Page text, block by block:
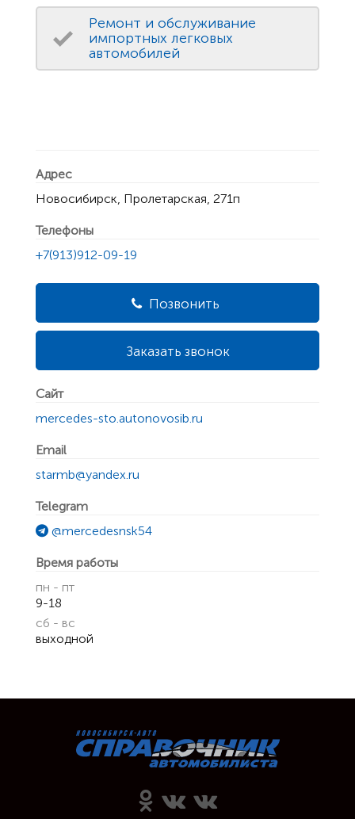
Ремонт и обслуживание
импортных легковых
автомобилей
Адрес
Новосибирск, Пролетарская, 271п
Телефоны
+7(913)912-09-19
Позвонить
Заказать звонок
Сайт
mercedes-sto.autonovosib.ru
Email
starmb@yandex.ru
Telegram
@mercedesnsk54
Время работы
пн - пт
9-18
сб - вс
выходной